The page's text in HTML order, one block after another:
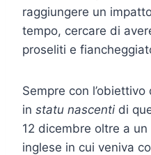
raggiungere un
tempo, cercare di
proseliti e
Sempre con
in statu nascenti di
12 dicembre oltre a
inglese in cui veniva